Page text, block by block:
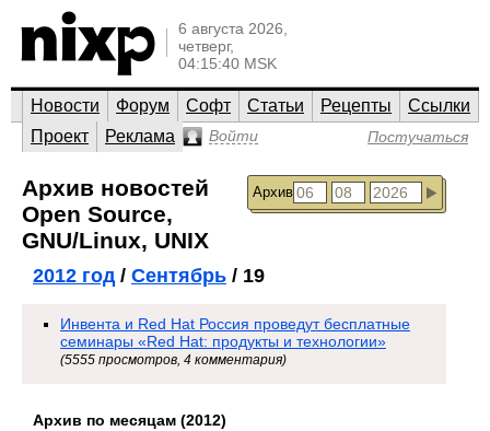
6 августа 2026,
четверг,
04:15:40 MSK
Новости Форум Софт Статьи Рецепты
Ссылки
Проект
Реклама Войти Постучаться
Архив
Архив новостей
Open Source,
GNU/Linux, UNIX
2012 год/ Сентябрь / 19
Инвента и Red Hat Россия проведут бесплатные
семинары «Red Hat: продукты и технологии»
(5555 просмотров, 4 комментария)
Архив по месяцам (2012)